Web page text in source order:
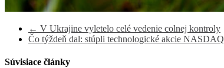
← V Ukrajine vyletelo celé vedenie colnej kontroly
Čo týždeň dal: stúpli technologické akcie NASDAQ
Súvisiace články